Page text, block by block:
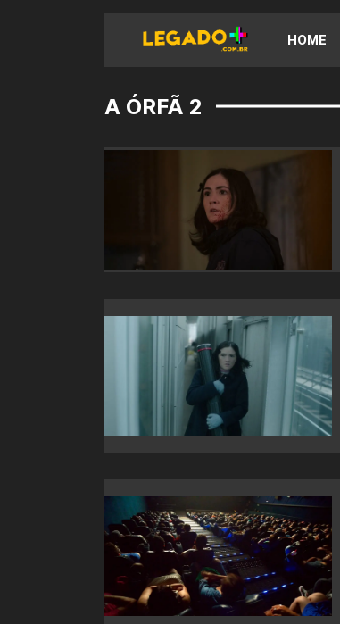
HOME
A ÓRFÃ 2